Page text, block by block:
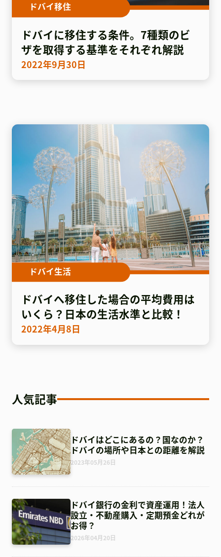
ドバイ移住
ドバイに移住する条件。7種類のビ
ザを取得する基準をそれぞれ解説
2022年9月30日
ドバイ生活
ドバイへ移住した場合の平均費用は
いくら？日本の生活水準と比較！
2022年4月8日
人気記事
ドバイはどこにあるの？国なのか？
ドバイの場所や日本との距離を解説
2023年05月26日
ドバイ銀行の金利で資産運用！法人
設立・不動産購入・定期預金どれが
お得？
2026年04月20日